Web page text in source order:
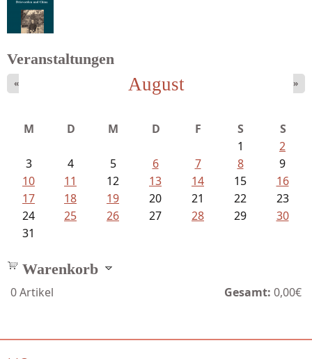
Mayer König, Wolfgang - Dichtungen...
Ein Leben zwischen Drievorden und...
Veranstaltungen
August
« »
M D M D F S
S
1
2
3
4 5 6 7 8
9
10
11 12 13 14 15
16
17
18 19 20 21 22
23
24
25 26 27 28 29
30
31
Warenkorb
0Artikel Gesamt: 0,00€